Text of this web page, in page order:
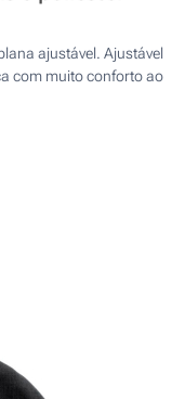
ajustável. Ajustável
com muito conforto ao